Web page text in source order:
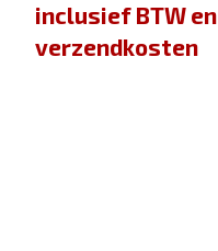
inclusief BTW en
verzendkosten